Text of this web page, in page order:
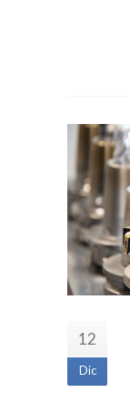
12
Dic